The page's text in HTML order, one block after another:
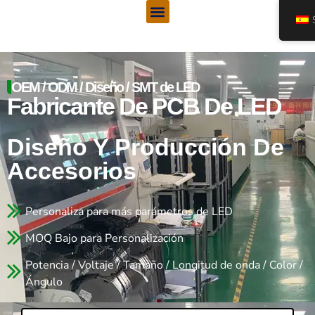
Menú
OEM / ODM / Diseño / SMT de LED
Fabricante De PCB De LED
Diseño Y Producción De
Accesorios
Personaliza para más parámetros de LED
MOQ Bajo para Personalización
Potencia / Voltaje / Tamaño / Longitud de onda / Color /
Ángulo